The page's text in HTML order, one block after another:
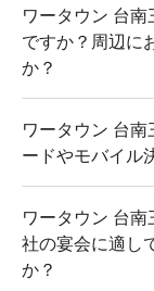
ワータウン 台
ですか？周辺に
か？
ワータウン 台
ードやモバイル
ワータウン 台
社の宴会に適し
か？